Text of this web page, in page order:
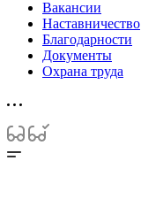
Вакансии
Наставничество
Благодарности
Документы
Охрана труда